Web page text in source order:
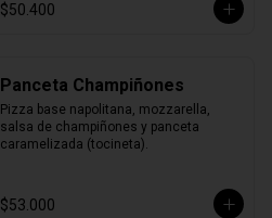
$50.400
Panceta Champiñones
Pizza base napolitana, mozzarella,
salsa de champiñones y panceta
caramelizada (tocineta).
$53.000